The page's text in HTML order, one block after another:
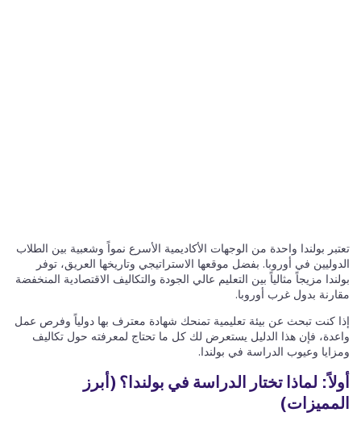
تعتبر بولندا واحدة من الوجهات الأكاديمية الأسرع نمواً وشعبية بين الطلاب
الدوليين في أوروبا. بفضل موقعها الاستراتيجي وتاريخها العريق، توفر
بولندا مزيجاً مثالياً بين التعليم عالي الجودة والتكاليف الاقتصادية المنخفضة
مقارنة بدول غرب أوروبا.
إذا كنت تبحث عن بيئة تعليمية تمنحك شهادة معترف بها دولياً وفرص عمل
واعدة، فإن هذا الدليل يستعرض لك كل ما تحتاج لمعرفته حول تكاليف
ومزايا وعيوب الدراسة في بولندا.
أولاً: لماذا تختار الدراسة في بولندا؟ (أبرز
المميزات)